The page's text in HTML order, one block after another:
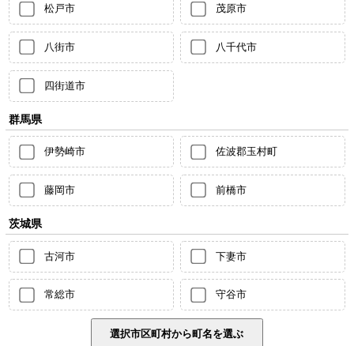
松戸市 茂原市
八街市 八千代市
四街道市
群馬県
伊勢崎市 佐波郡玉村町
藤岡市 前橋市
茨城県
古河市 下妻市
常総市 守谷市